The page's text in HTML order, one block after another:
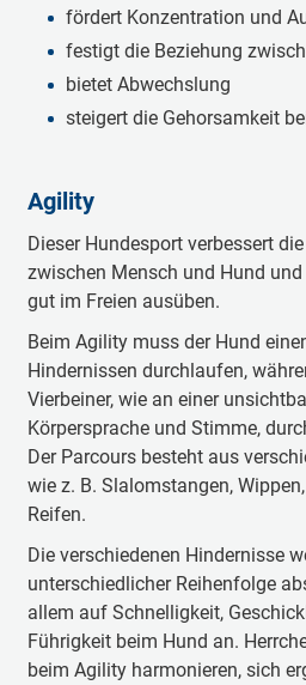
fördert Konzentration und
festigt die Beziehung
bietet Abwechslung
steigert die Gehorsamkeit
Agility
Dieser Hundesport verbessert
zwischen Mensch und Hund
gut im Freien ausüben.
Beim Agility muss der Hund
Hindernissen durchlaufen,
Vierbeiner, wie an einer
Körpersprache und Stimme,
Der Parcours besteht aus
wie z. B. Slalomstangen,
Reifen.
Die verschiedenen Hindernisse
unterschiedlicher Reihenfolge
allem auf Schnelligkeit,
Führigkeit beim Hund an.
beim Agility harmonieren, sich